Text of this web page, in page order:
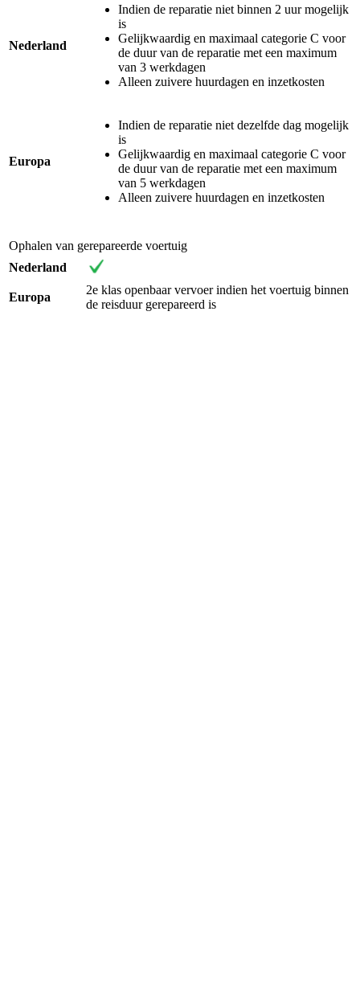
Nederland
Indien de reparatie niet binnen 2 uur mogelijk
is
Gelijkwaardig en maximaal categorie C voor
de duur van de reparatie met een maximum
van 3 werkdagen
Alleen zuivere huurdagen en inzetkosten
Europa
Indien de reparatie niet dezelfde dag mogelijk
is
Gelijkwaardig en maximaal categorie C voor
de duur van de reparatie met een maximum
van 5 werkdagen
Alleen zuivere huurdagen en inzetkosten
Ophalen van gerepareerde voertuig
Nederland
Europa
2e klas openbaar vervoer indien het voertuig binnen
de reisduur gerepareerd is